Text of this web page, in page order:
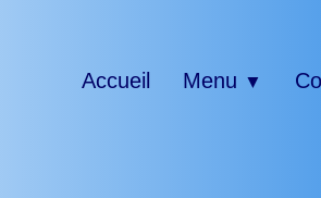
Accueil Menu ▼